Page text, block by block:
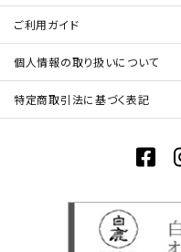
ご利用ガイド
個人情報の取り扱いについて
特定商取引法に基づく表記